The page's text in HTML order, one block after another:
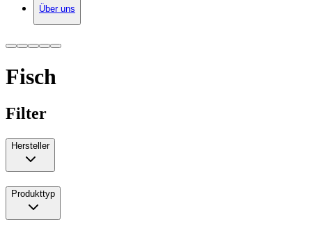
Über uns
Fisch
Filter
Hersteller
Produkttyp